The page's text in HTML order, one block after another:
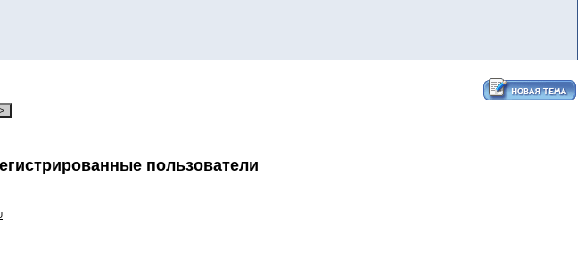
пользователи